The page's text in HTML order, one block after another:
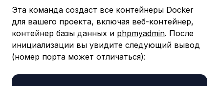
Эта команда создаст все контейнеры Docker
для вашего проекта, включая веб-контейнер,
контейнер базы данных и phpmyadmin. После
инициализации вы увидите следующий вывод
(номер порта может отличаться):